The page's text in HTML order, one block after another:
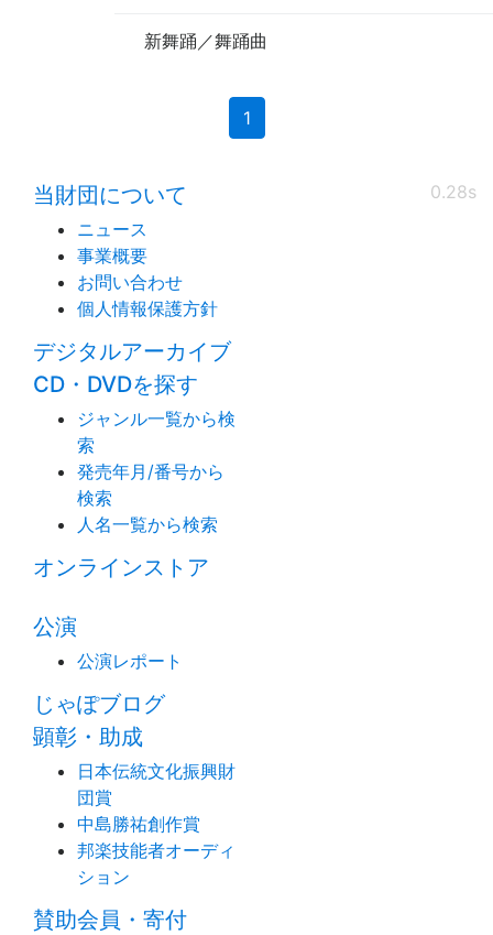
新舞踊／舞踊曲
1(current)
0.28s
当財団について
ニュース
事業概要
お問い合わせ
個人情報保護方針
デジタルアーカイブ
CD・DVDを探す
ジャンル一覧から検
索
発売年月/番号から
検索
人名一覧から検索
オンラインストア
公演
公演レポート
じゃぽブログ
顕彰・助成
日本伝統文化振興財
団賞
中島勝祐創作賞
邦楽技能者オーディ
ション
賛助会員・寄付